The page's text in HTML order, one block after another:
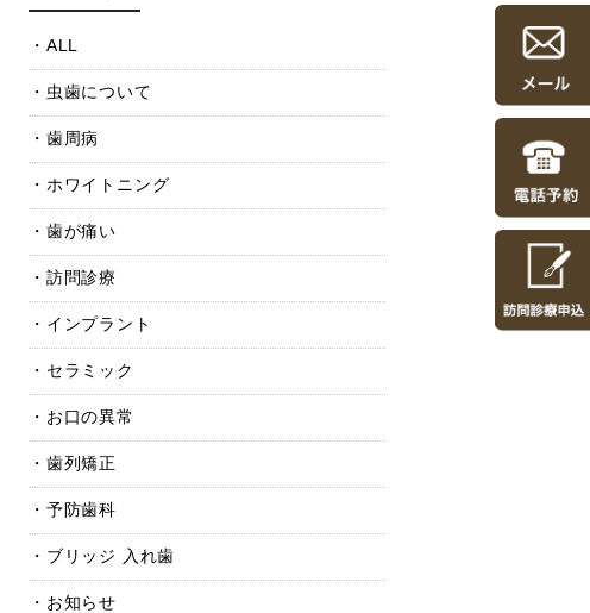
ALL
虫歯について
歯周病
ホワイトニング
歯が痛い
訪問診療
インプラント
セラミック
お口の異常
歯列矯正
予防歯科
ブリッジ 入れ歯
お知らせ